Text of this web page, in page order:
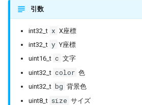
引数
int32_t x X座標
int32_t y Y座標
uint16_t c 文字
uint32_t color 色
uint32_t bg 背景色
uint8_t size サイズ